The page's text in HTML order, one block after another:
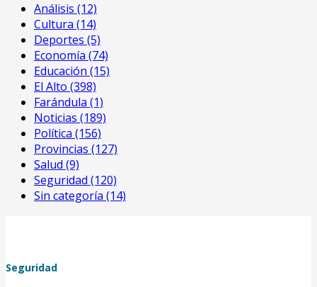
Análisis (12)
Cultura (14)
Deportes (5)
Economía (74)
Educación (15)
El Alto (398)
Farándula (1)
Noticias (189)
Política (156)
Provincias (127)
Salud (9)
Seguridad (120)
Sin categoría (14)
Seguridad